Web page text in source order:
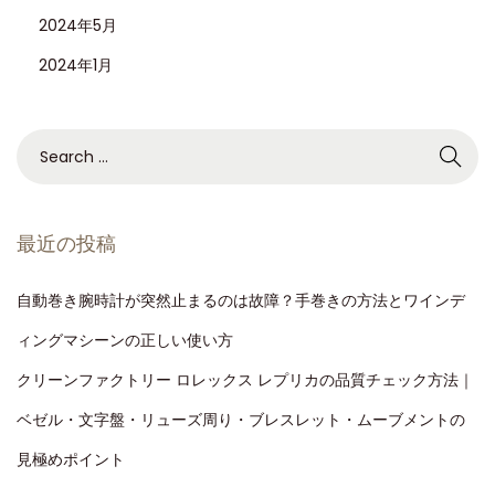
2024年5月
2024年1月
最近の投稿
自動巻き腕時計が突然止まるのは故障？手巻きの方法とワインデ
ィングマシーンの正しい使い方
クリーンファクトリー ロレックス レプリカの品質チェック方法｜
ベゼル・文字盤・リューズ周り・ブレスレット・ムーブメントの
見極めポイント